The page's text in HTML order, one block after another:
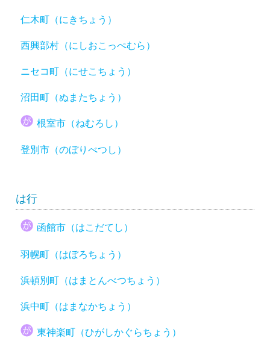
仁木町（にきちょう）
西興部村（にしおこっぺむら）
ニセコ町（にせこちょう）
沼田町（ぬまたちょう）
根室市（ねむろし）
登別市（のぼりべつし）
は行
函館市（はこだてし）
羽幌町（はぼろちょう）
浜頓別町（はまとんべつちょう）
浜中町（はまなかちょう）
東神楽町（ひがしかぐらちょう）